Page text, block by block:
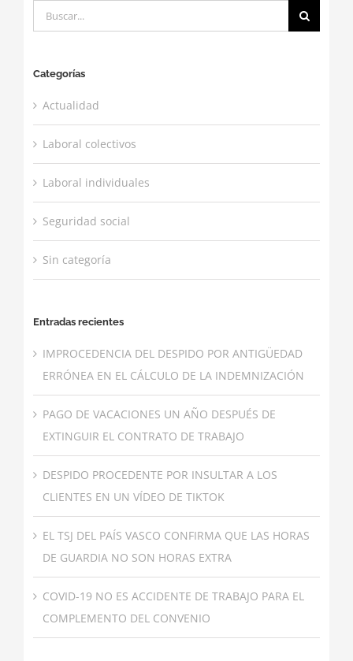
Buscar:
Categorías
Actualidad
Laboral colectivos
Laboral individuales
Seguridad social
Sin categoría
Entradas recientes
IMPROCEDENCIA DEL DESPIDO POR ANTIGÜEDAD
ERRÓNEA EN EL CÁLCULO DE LA INDEMNIZACIÓN
PAGO DE VACACIONES UN AÑO DESPUÉS DE
EXTINGUIR EL CONTRATO DE TRABAJO
DESPIDO PROCEDENTE POR INSULTAR A LOS
CLIENTES EN UN VÍDEO DE TIKTOK
EL TSJ DEL PAÍS VASCO CONFIRMA QUE LAS HORAS
DE GUARDIA NO SON HORAS EXTRA
COVID-19 NO ES ACCIDENTE DE TRABAJO PARA EL
COMPLEMENTO DEL CONVENIO